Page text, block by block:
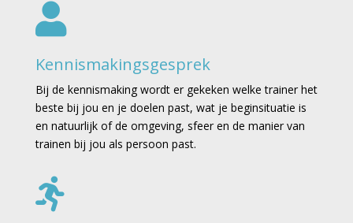

Kennismakingsgesprek
Bij de kennismaking wordt er gekeken welke trainer het
beste bij jou en je doelen past, wat je beginsituatie is
en natuurlijk of de omgeving, sfeer en de manier van
trainen bij jou als persoon past.
